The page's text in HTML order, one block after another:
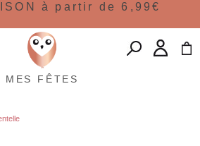
à partir de 6,99€
MES FÊTES